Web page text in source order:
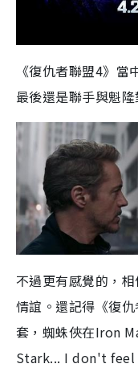
《復仇者聯盟4》
最後還是聯手與魁
不過更有感覺的，
情誼。還記得《復
套，蜘蛛俠在Iron
Stark... I don't